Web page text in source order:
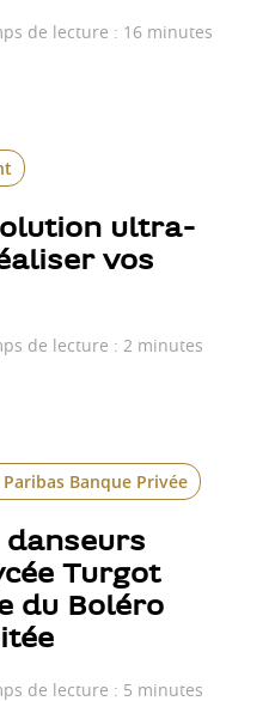
de lecture : 16 minutes
ultra-
vos
de lecture : 2 minutes
Banque Privée
danseurs
Turgot
du Boléro
de lecture : 5 minutes